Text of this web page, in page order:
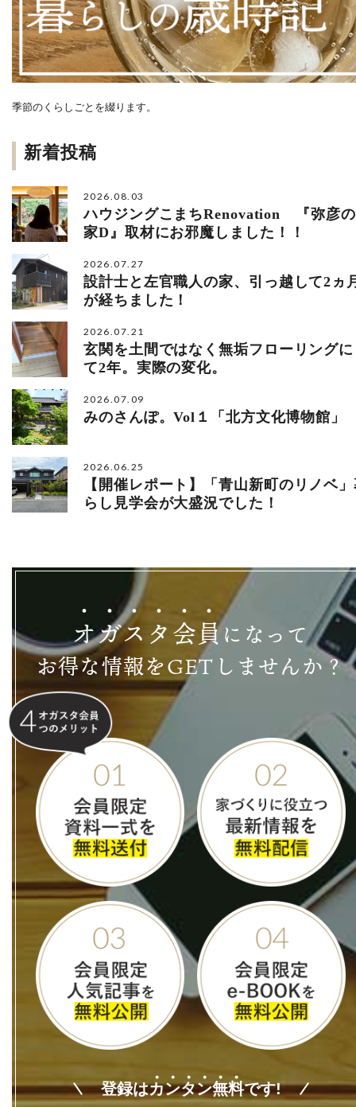
季節のくらしごとを綴ります。
新着投稿
2026.08.03
ハウジングこまちRenovation 『弥彦の
家D』取材にお邪魔しました！！
2026.07.27
設計士と左官職人の家、引っ越して2ヵ
が経ちました！
2026.07.21
玄関を土間ではなく無垢フローリング
て2年。実際の変化。
2026.07.09
みのさんぽ。Vol１「北方文化博物館」
2026.06.25
【開催レポート】「青山新町のリノベ
らし見学会が大盛況でした！
オガス タ会員になって
お得な情報をGETしませんか？
登録はカンタン無料です!